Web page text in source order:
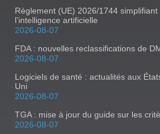
Règlement (UE) 2026/1744
l’intelligence artificielle
2026-08-07
FDA : nouvelles reclassifications de
2026-08-07
Logiciels de santé : actualités aux
Uni
2026-08-07
TGA : mise à jour du guide sur les
2026-08-07